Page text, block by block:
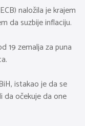
naložila je krajem
da suzbije inflaciju.
19 zemalja za puna
istakao je da se
da očekuje da one